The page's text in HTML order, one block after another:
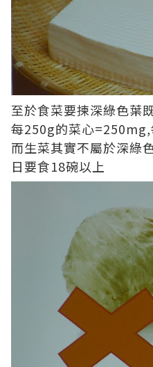
至於食菜要揀深綠色葉
每250g的菜心=250mg,
而生菜其實不屬於深綠
日要食18碗以上